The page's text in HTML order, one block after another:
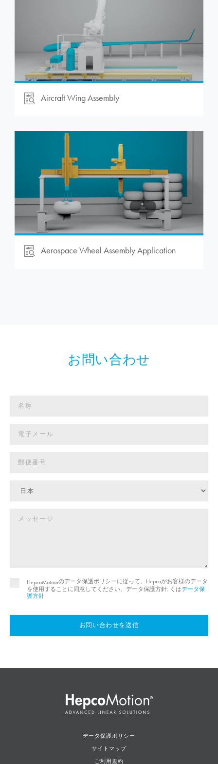
Aircraft Wing Assembly
Aerospace Wheel Assembly Application
HepcoMotionのデータ保護ポリシーに従って、Hepcoがお客様のデータ
を使用することに同意してください。データ保護方針: くはデータ保
護方針
お問い合わせを送信
データ保護ポリシー
サイトマップ
ご利用規約